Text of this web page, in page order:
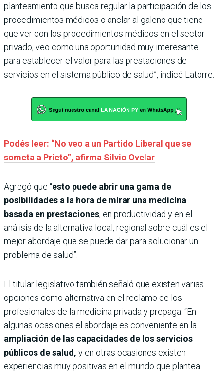
planteamiento que busca regular la participación de los
procedimientos médicos o anclar al galeno que tiene
que ver con los procedimientos médicos en el sector
privado, veo como una oportunidad muy interesante
para establecer el valor para las prestaciones de
servicios en el sistema público de salud”, indicó Latorre.
Podés leer: “No veo a un Partido Liberal que se
someta a Prieto”, afirma Silvio Ovelar
Agregó que “esto puede abrir una gama de
posibilidades a la hora de mirar una medicina
basada en prestaciones, en productividad y en el
análisis de la alternativa local, regional sobre cuál es el
mejor abordaje que se puede dar para solucionar un
problema de salud”.
El titular legislativo también señaló que existen varias
opciones como alternativa en el reclamo de los
profesionales de la medicina privada y prepaga. “En
algunas ocasiones el abordaje es conveniente en la
ampliación de las capacidades de los servicios
públicos de salud, y en otras ocasiones existen
experiencias muy positivas en el mundo que plantea